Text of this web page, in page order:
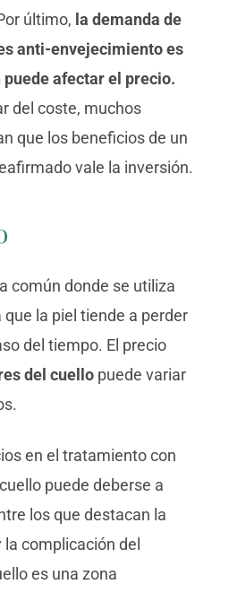
último, la demanda de
anti-envejecimiento es
afectar el precio.
del coste, muchos
que los beneficios de un
vale la inversión.
común donde se utiliza
la piel tiende a perder
del tiempo. El precio
del cuellopuede variar
en el tratamiento con
puede deberse a
los que destacan la
complicación del
es una zona